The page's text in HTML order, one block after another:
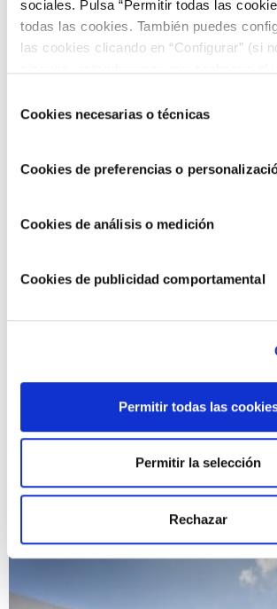
sociales. Pulsa “Permitir todas las
todas las cookies. También puedes
las cookies clicando en “Configurar” (si
COOKIES.
deCookies necesarias o técnicas
Cookies de preferencias o
Cookies de análisis o medición
Cookies de publicidad comportamental
Permitir todas las
Permitir la selección
Rechazar
Seguimos avanzando hacia
negocio más sostenible y
Seguimos avanzando hacia un
negocio más sostenible y